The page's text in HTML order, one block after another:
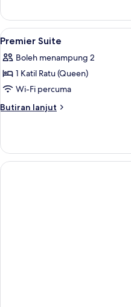
Double
Room
Lihat
semua
foto
untuk
Premier
Suite
3
Premier Suite
Boleh menampung 2
1 Katil Ratu (Queen)
Wi-Fi percuma
Butiran lanjut
Butiran
Suite